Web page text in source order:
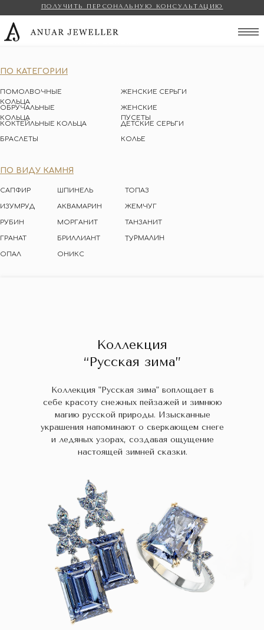
ПОЛУЧИТЬ ПЕРСОНАЛЬНУЮ КОНСУЛЬТАЦИЮ
ПО КАТЕГОРИИ
ПОМОЛВОЧНЫЕ
КОЛЬЦА
ОБРУЧАЛЬНЫЕ
КОЛЬЦА
ЖЕНСКИЕ СЕРЬГИ
КОКТЕЙЛЬНЫЕ КОЛЬЦА
ЖЕНСКИЕ
ПУСЕТЫ
ДЕТСКИЕ СЕРЬГИ
БРАСЛЕТЫ
КОЛЬЕ
ПО ВИДУ КАМНЯ
САПФИР
ИЗУМРУД
ШПИНЕЛЬ
РУБИН
АКВАМАРИН
МОРГАНИТ
ГРАНАТ БРИЛЛИАНТ
ТОПАЗ
ЖЕМЧУГ
ТУРМАЛИН
ТАНЗАНИТ
ОНИКС
ОПАЛ
Коллекция
“Русская зима”
Коллекция "Русская зима" воплощает в
себе красоту снежных пейзажей и зимнюю
магию русской природы. Изысканные
украшения напоминают о сверкающем снеге
и ледяных узорах, создавая ощущение
настоящей зимней сказки.